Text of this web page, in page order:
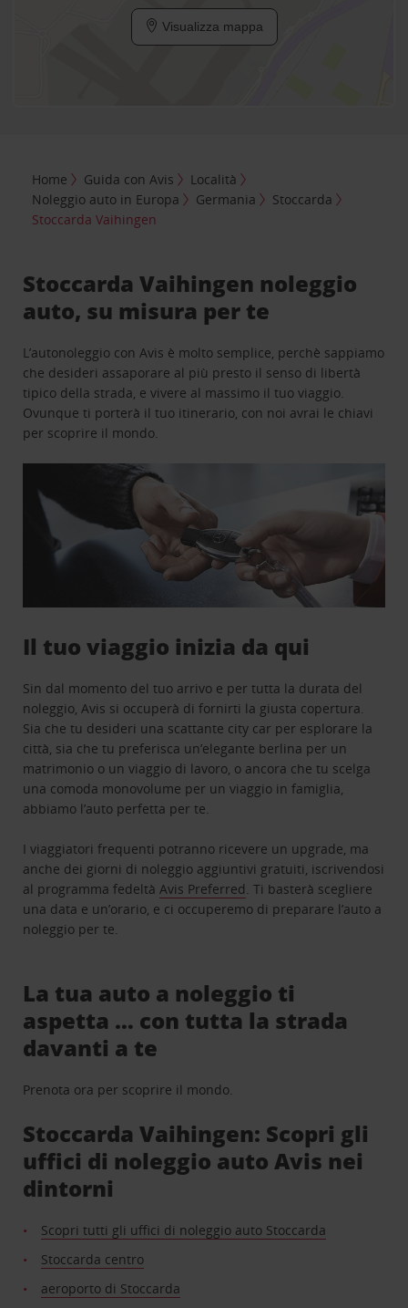
Visualizza mappa
Home Guida con Avis
Località
Noleggio auto in Europa
Germania
Stoccarda
Stoccarda Vaihingen
Stoccarda Vaihingen noleggio
auto, su misura per te
L’autonoleggio con Avis è molto semplice, perchè sappiamo
che desideri assaporare al più presto il senso di libertà
tipico della strada, e vivere al massimo il tuo viaggio.
Ovunque ti porterà il tuo itinerario, con noi avrai le chiavi
per scoprire il mondo.
Il tuo viaggio inizia da qui
Sin dal momento del tuo arrivo e per tutta la durata del
noleggio, Avis si occuperà di fornirti la giusta copertura.
Sia che tu desideri una scattante city car per esplorare la
città, sia che tu preferisca un’elegante berlina per un
matrimonio o un viaggio di lavoro, o ancora che tu scelga
una comoda monovolume per un viaggio in famiglia,
abbiamo l’auto perfetta per te.
I viaggiatori frequenti potranno ricevere un upgrade, ma
anche dei giorni di noleggio aggiuntivi gratuiti, iscrivendosi
al programma fedeltàAvis Preferred. Ti basterà scegliere
una data e un’orario, e ci occuperemo di preparare l’auto a
noleggio per te.
La tua auto a noleggio ti
aspetta … con tutta la strada
davanti a te
Prenota ora per scoprire il mondo.
Stoccarda Vaihingen: Scopri gli
uffici di noleggio auto Avis nei
dintorni
Scopri tutti gli uffici di noleggio auto Stoccarda
Stoccarda centro
aeroporto di Stoccarda